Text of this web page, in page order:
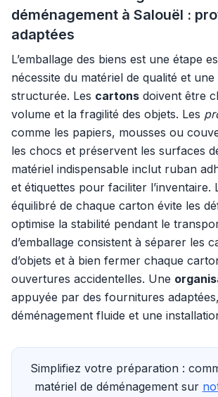
déménagement à Salouël :
adaptées
L’emballage des biens est une étape
nécessite du matériel de qualité et
structurée. Les cartons doivent être
volume et la fragilité des objets. Les
comme les papiers, mousses ou
les chocs et préservent les surfaces
matériel indispensable inclut ruban
et étiquettes pour faciliter l’inventaire.
équilibré de chaque carton évite les
optimise la stabilité pendant le
d’emballage consistent à séparer les
d’objets et à bien fermer chaque
ouvertures accidentelles. Une
appuyée par des fournitures
déménagement fluide et une
Simplifiez votre préparation :
matériel de déménagement sur